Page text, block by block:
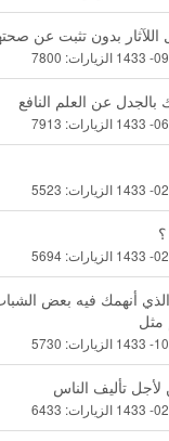
بدون تثبت عن
الزيارات: 7800
بالجدل عن العلم النافع
الزيارات: 7913
الزيارات: 5523
الزيارات: 5694
أنهمك فيه بعض
مثل
الزيارات: 5730
تأليف الناس
الزيارات: 6433